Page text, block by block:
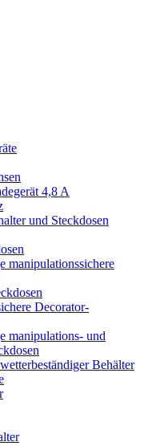
4,8 A
und Steckdosen
manipulationssichere
Decorator-
manipulations- und
Behälter